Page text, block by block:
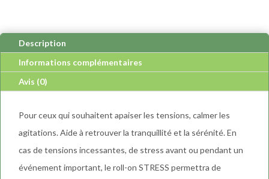
Stress
v
e
Description
Informations complémentaires
Avis (0)
Pour ceux qui souhaitent apaiser les tensions, calmer les
agitations. Aide à retrouver la tranquillité et la sérénité. En
cas de tensions incessantes, de stress avant ou pendant un
événement important, le roll-on STRESS permettra de